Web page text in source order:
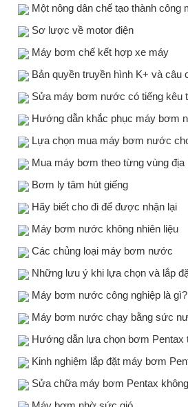
Một nông dân chế tạo thành
Sơ lược về motor điện
Máy bơm chế kết hợp xe máy
Bản quyền truyền hình K+ và
Sửa máy bơm nước có tiếng kêu
Hướng dẫn khắc phục máy bơm
Lựa chọn mua máy bơm nước
Mua máy bơm theo từng vùng địa
Bơm ly tâm hút giếng
Hãy biết cho đi để được nhận lại
Máy bơm nước không nhiên liệu
Các chủng loại máy bơm nước
Những lưu ý khi lựa chọn và lắp
Máy bơm nước công nghiệp là gì?
Máy bơm nước chạy bằng sức
Hướng dẫn lựa chọn bơm Pentax
Kinh nghiệm lắp đặt máy bơm
Sửa chữa máy bơm Pentax